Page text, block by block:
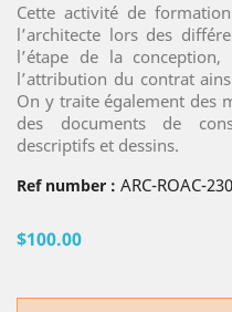
Cette activité de
l’architecte lors des
l’étape de la
l’attribution du contrat
On y traite également des
des documents de
descriptifs et dessins.
Ref number : ARC-ROAC-
$100.00